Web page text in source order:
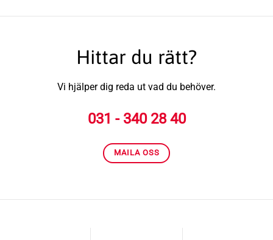
Hittar du rätt?
Vi hjälper dig reda ut vad du behöver.
031 - 340 28 40
MAILA OSS